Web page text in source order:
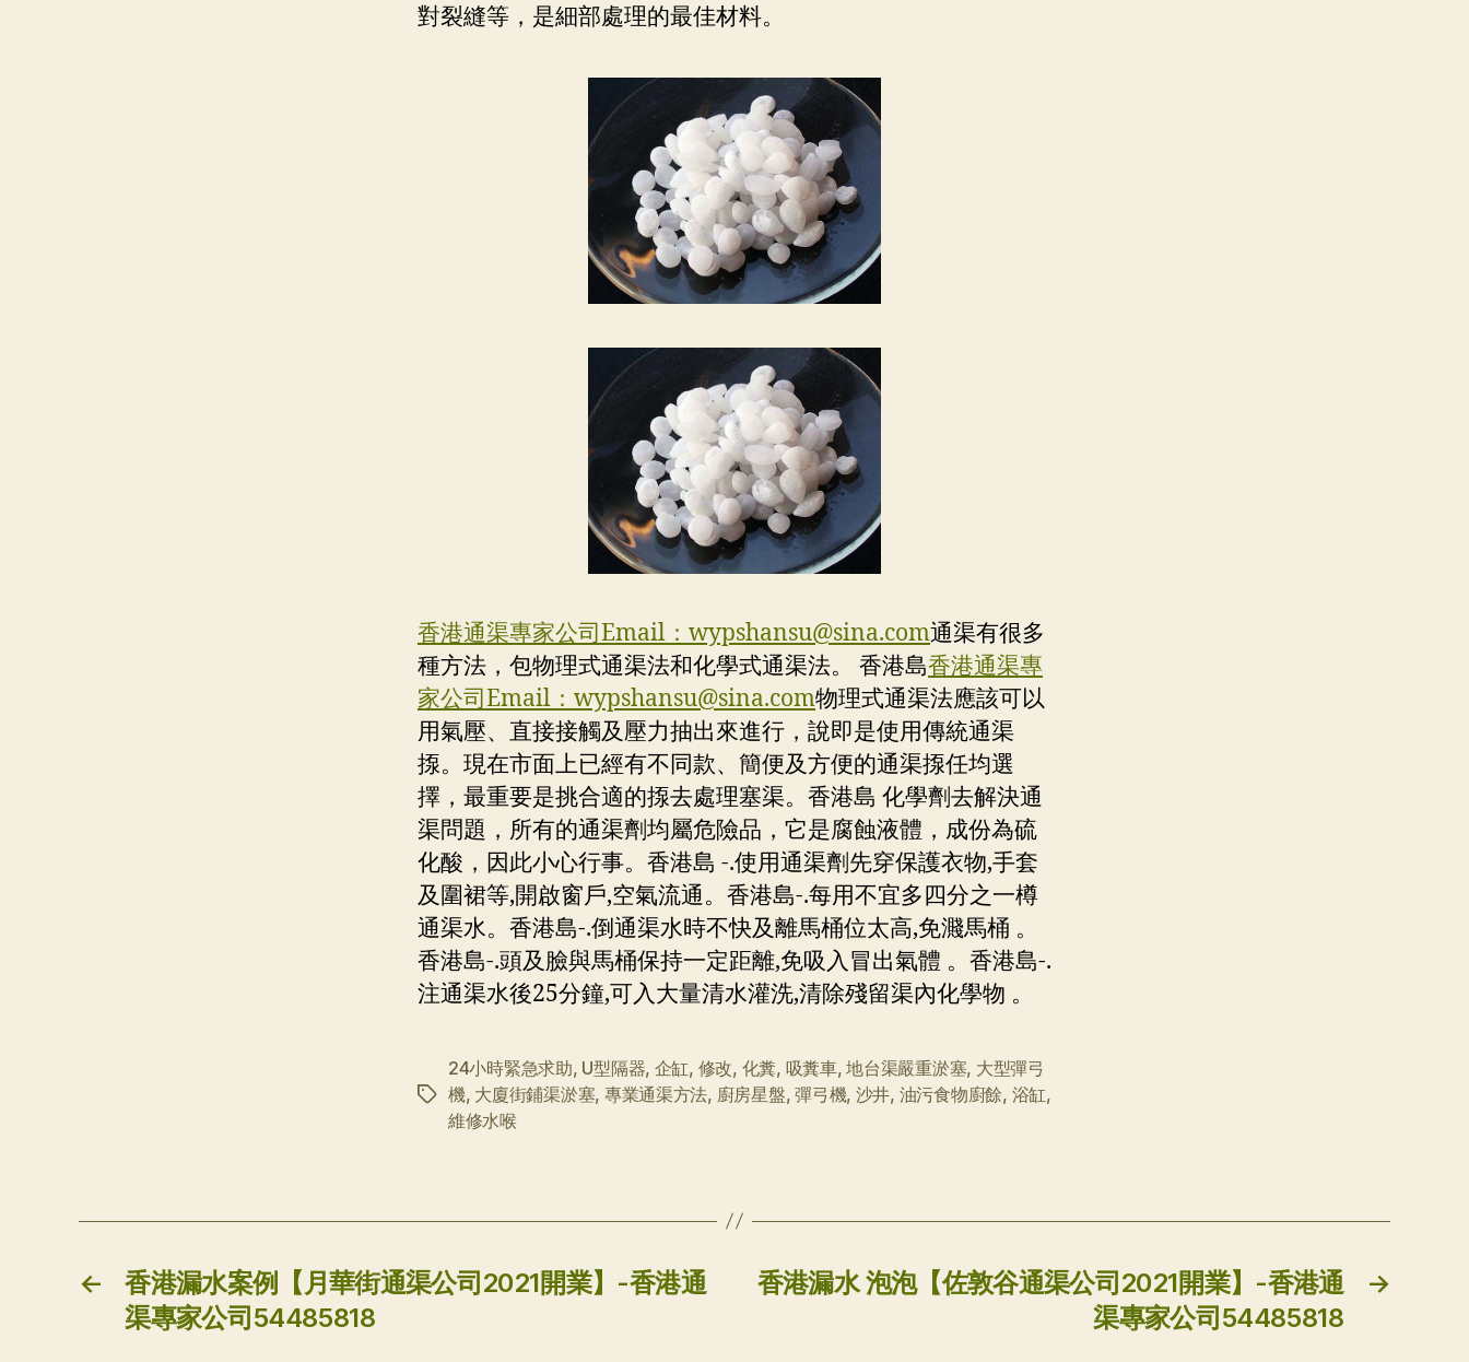
對裂縫等，是細部處理的最佳材料。
香港通渠專家公司Email： wypshansu@sina.com通渠有很多
種方法，包物理式通渠法和化學式通渠法。 香港島香港通渠專
家公司Email： wypshansu@sina.com物理式通渠法應該可以
用氣壓、直接接觸及壓力抽出來進行，說即是使用傳統通渠
揼。現在市面上已經有不同款、簡便及方便的通渠揼任均選
擇，最重要是挑合適的揼去處理塞渠。香港島 化學劑去解決通
渠問題，所有的通渠劑均屬危險品，它是腐蝕液體，成份為硫
化酸，因此小心行事。香港島 -.使用通渠劑先穿保護衣物,手套
及圍裙等,開啟窗戶,空氣流通。香港島-.每用不宜多四分之一樽
通渠水。香港島-.倒通渠水時不快及離馬桶位太高,免濺馬桶 。
香港島-.頭及臉與馬桶保持一定距離,免吸入冒出氣體 。香港島-.
注通渠水後25分鐘,可入大量清水灌洗,清除殘留渠內化學物 。
标
24小時緊急求助, U型隔器, 企缸, 修改, 化糞, 吸糞車,地台渠嚴重淤塞, 大型彈弓
機, 大廈街鋪渠淤塞, 專業通渠方法, 廚房星盤,彈弓機, 沙井, 油污食物廚餘, 浴缸,
維修水喉
←
香港漏水案例【月華街通渠公司2021開業】-香港通
渠專家公司54485818
→
香港漏水 泡泡【佐敦谷通渠公司2021開業】-香港通
渠專家公司54485818